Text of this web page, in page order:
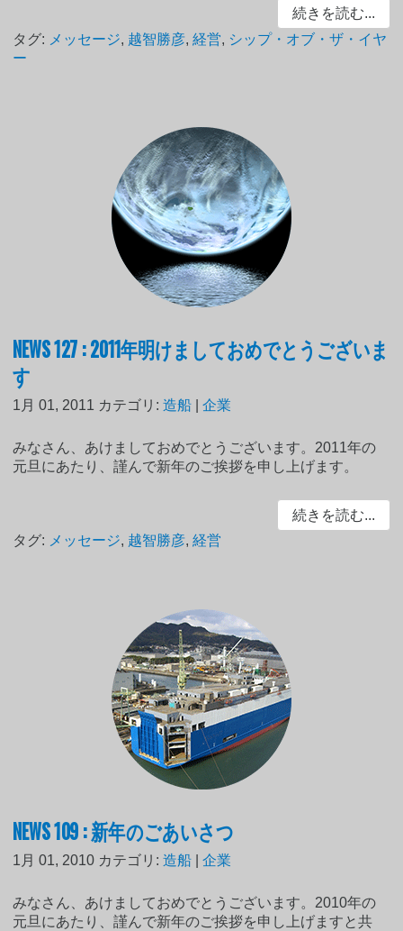
続きを読む...
タグ: メッセージ, 越智勝彦,経営, シップ・オブ・ザ・イヤ
ー
NEWS 127 : 2011年明けましておめでとうございま
す
1月 01, 2011 カテゴリ:造船 |企業
みなさん、あけましておめでとうございます。2011年の
元旦にあたり、謹んで新年のご挨拶を申し上げます。
続きを読む...
タグ: メッセージ, 越智勝彦,経営
NEWS 109 : 新年のごあいさつ
1月 01, 2010 カテゴリ:造船 |企業
みなさん、あけましておめでとうございます。2010年の
元旦にあたり、謹んで新年のご挨拶を申し上げますと共